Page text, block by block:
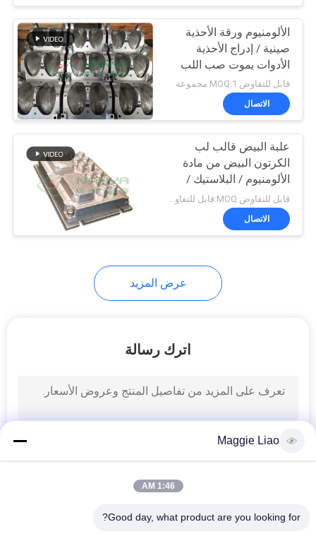
آلة تعبئة الخزينة
ورقة آلة صنع لوحة
54
معدات تغليف صناعية
معدات سلة التعبئة
13
الألومنيوم ورقة الأحذية
صينية / إدراج الأحذية
الأدوات يموت صب اللب
مصبوب العفن
قابل للتفاوض MOQ:1 مجموعة
الاتصال
علبة البيض قالب لب
الكرتون البيض من مادة
الألومنيوم / البلاستيك /
النحاس
قابل للتفاوض MOQ:قابل للتفاوض
الاتصال
عرض المزيد
اترك رسالة
Maggie Liao
1:46 AM
Good day, what product are you looking for?